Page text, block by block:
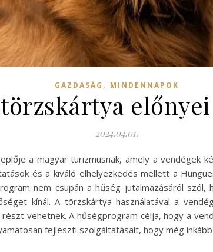
GAZDASÁG , MINDENNAPOK
2024.04.01.
a magyar turizmusnak, amely a vendégek
és a kiváló elhelyezkedés mellett a
nem csupán a hűség jutalmazásáról szól,
kínál. A törzskártya használatával a
vehetnek. A hűségprogram célja, hogy a
fejleszti szolgáltatásait, hogy még